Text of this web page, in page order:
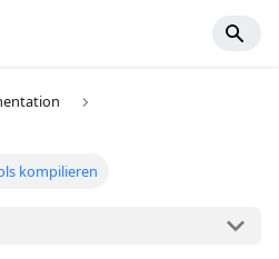
kompilieren